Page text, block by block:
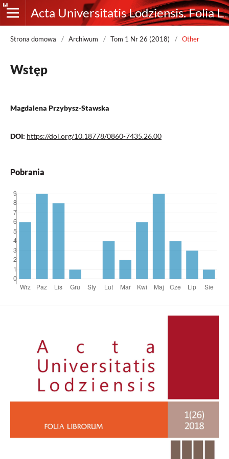
Acta Universitatis Lodziensis. Folia Librorum
Strona domowa / Archiwum / Tom 1 Nr 26 (2018) / Other
Wstęp
Magdalena Przybysz-Stawska
DOI: https://doi.org/10.18778/0860-7435.26.00
Pobrania